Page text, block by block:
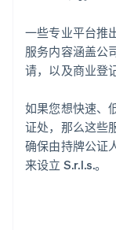
一些专业平台推
服务内容涵盖公
请，以及商业登
如果您想快速、
证处，那么这些
确保由持牌公证
来设立 S.r.l.s.。